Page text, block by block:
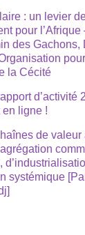
: un levier
pour l’Afrique
des Gachons,
la Cécité
d’activité
en ligne !
de valeur
systémique